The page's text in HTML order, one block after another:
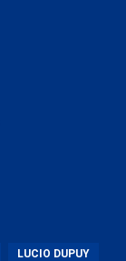
LUCIO DUPUY